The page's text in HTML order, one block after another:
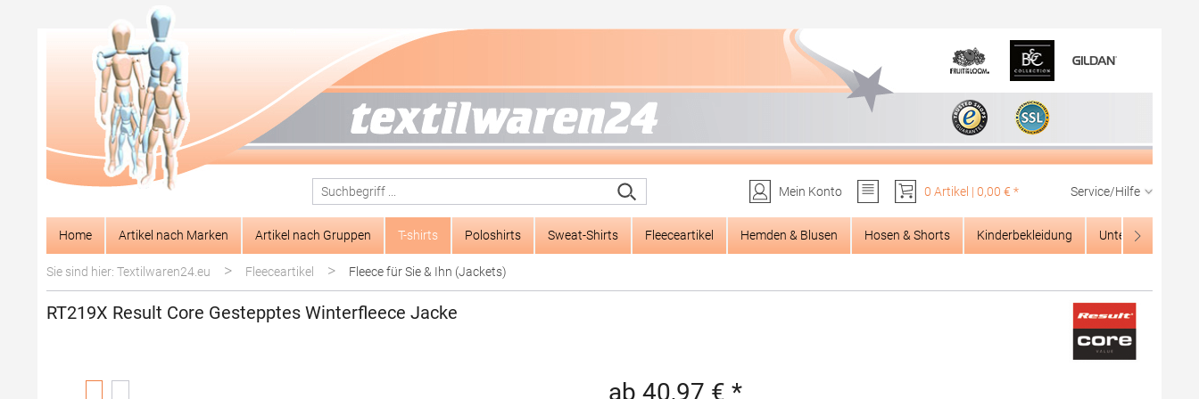
Zur Hauptnavigation springen
Mein Konto
0 Artikel | 0,00 € * Service/Hilfe
Home Artikel nach Marken Artikel nach Gruppen T-shirts Poloshirts Sweat-Shirts Fleeceartikel Hemden & Blusen Hosen & Shorts Kinderbekleidung Unterwäsche
Sie sind hier: Textilwaren24.eu > Fleeceartikel > Fleece für Sie & Ihn (Jackets)
RT219X Result Core Gestepptes Winterfleece Jacke
ab 40,97 € *